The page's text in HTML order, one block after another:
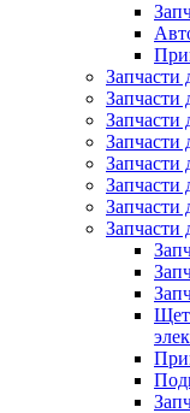
Запчасти
Запчасти
Запчасти
Запчасти
Запчасти
Запчасти